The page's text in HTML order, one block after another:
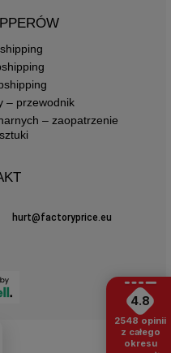
– przewodnik
– zaopatrzenie
hurt@factoryprice.eu
4.8
2548 opinii
z całego
okresu